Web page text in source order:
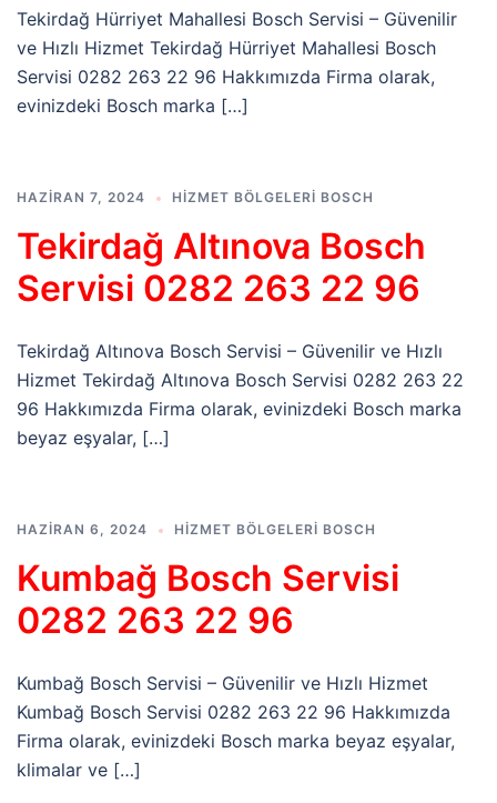
Tekirdağ Hürriyet Mahallesi Bosch Servisi – Güvenilir
ve Hızlı Hizmet Tekirdağ Hürriyet Mahallesi Bosch
Servisi 0282 263 22 96 Hakkımızda Firma olarak,
evinizdeki Bosch marka […]
HAZIRAN 7, 2024 HIZMET BÖLGELERI BOSCH
Tekirdağ Altınova Bosch
Servisi 0282 263 22 96
Tekirdağ Altınova Bosch Servisi – Güvenilir ve Hızlı
Hizmet Tekirdağ Altınova Bosch Servisi 0282 263 22
96 Hakkımızda Firma olarak, evinizdeki Bosch marka
beyaz eşyalar, […]
HAZIRAN 6, 2024 HIZMET BÖLGELERI BOSCH
Kumbağ Bosch Servisi
0282 263 22 96
Kumbağ Bosch Servisi – Güvenilir ve Hızlı Hizmet
Kumbağ Bosch Servisi 0282 263 22 96 Hakkımızda
Firma olarak, evinizdeki Bosch marka beyaz eşyalar,
klimalar ve […]